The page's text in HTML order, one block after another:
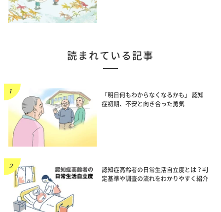
読まれている記事
「明日何もわからなくなるかも」 認知
症初期、不安と向き合った勇気
認知症高齢者の日常生活自立度とは？判
定基準や調査の流れをわかりやすく紹介